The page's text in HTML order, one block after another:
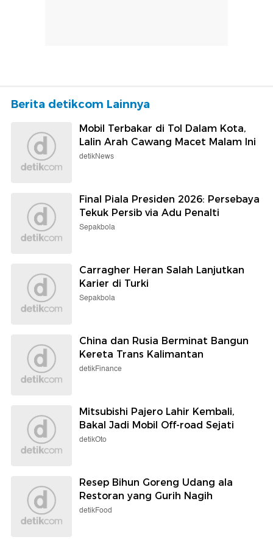
Berita detikcom Lainnya
Mobil Terbakar di Tol Dalam Kota,
Lalin Arah Cawang Macet Malam Ini
detikNews
Final Piala Presiden 2026: Persebaya
Tekuk Persib via Adu Penalti
Sepakbola
Carragher Heran Salah Lanjutkan
Karier di Turki
Sepakbola
China dan Rusia Berminat Bangun
Kereta Trans Kalimantan
detikFinance
Mitsubishi Pajero Lahir Kembali,
Bakal Jadi Mobil Off-road Sejati
detikOto
Resep Bihun Goreng Udang ala
Restoran yang Gurih Nagih
detikFood